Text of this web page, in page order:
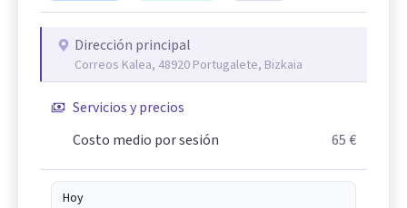
Dirección principal
Correos Kalea, 48920 Portugalete, Bizkaia
Servicios y precios
Costo medio por sesión
65 €
Hoy